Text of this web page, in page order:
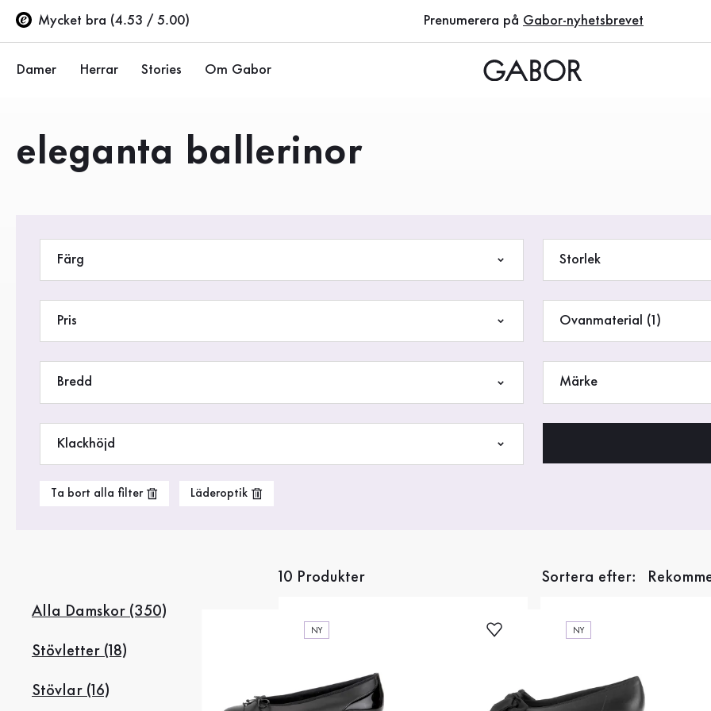
Till huvudinnehåll
Till innehållsförteckning
Till huvudnavigation
Mycket bra (4.53 / 5.00)
Prenumerera på Gabor-nyhetsbrevet
Damer
Halvskor
Sneakers
Stövlar
Herrar
Halvskor
Stories Om Gabor
Hållbarhet
Produkter
eleganta ballerinor
Färg Storlek
Pris Ovanmaterial (1)
Bredd Märke
Klackhöjd
Ta bort alla filter Läderoptik
Alla Damskor (350)
Stövletter (18)
Stövlar (16)
10 Produkter Sortera efter:
NY NY